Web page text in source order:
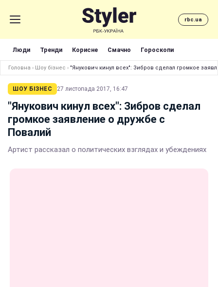
rbc.ua
Люди Тренди Корисне Смачно Гороскопи
Головна › Шоу бізнес › "Янукович кинул всех": Зибров сделал громкое
ШОУ БІЗНЕС 27 листопада 2017, 16:47
"Янукович кинул всех": Зибров сделал
громкое заявление о дружбе с
Повалий
Артист рассказал о политических взглядах и убеждениях